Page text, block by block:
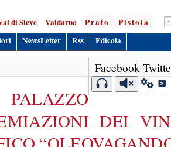
di Sieve Valdarno Prato
Pistoia
NewsLetter Rss Edicola
Facebook
DEI